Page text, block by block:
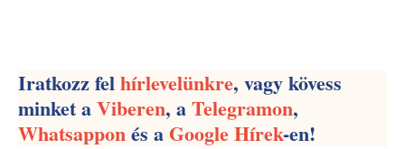
Iratkozz felhírlevelünkre, vagy kövess
minket aViberen, aTelegramon,
Whatsapponés aGoogle Hírek-en!